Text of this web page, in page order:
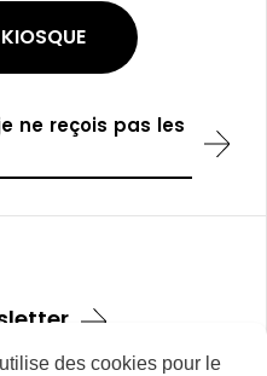
des cookies pour le
n
ne reçois pas les